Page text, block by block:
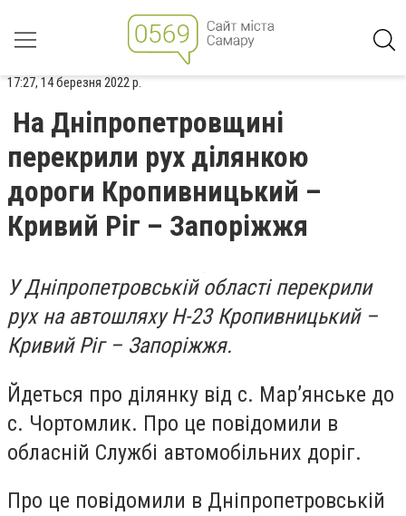
17:27, 14 березня 2022 р.
На Дніпропетровщині
перекрили рух ділянкою
дороги Кропивницький –
Кривий Ріг – Запоріжжя
У Дніпропетровській області перекрили
рух на автошляху Н-23 Кропивницький –
Кривий Ріг – Запоріжжя.
Йдеться про ділянку від с. Мар’янське до
с. Чортомлик. Про це повідомили в
обласній Службі автомобільних доріг.
Про це повідомили в Дніпропетровській